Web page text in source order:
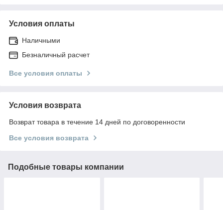
Условия оплаты
Наличными
Безналичный расчет
Все условия оплаты
Условия возврата
Возврат товара в течение 14 дней по договоренности
Все условия возврата
Подобные товары компании